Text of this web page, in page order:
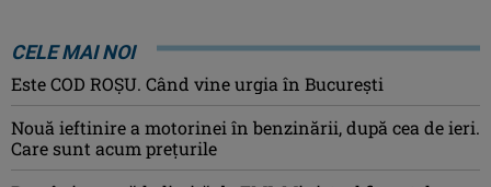
CELE MAI NOI
Este COD ROŞU. Când vine urgia în Bucureşti
Nouă ieftinire a motorinei în benzinării, după cea de ieri.
Care sunt acum prețurile